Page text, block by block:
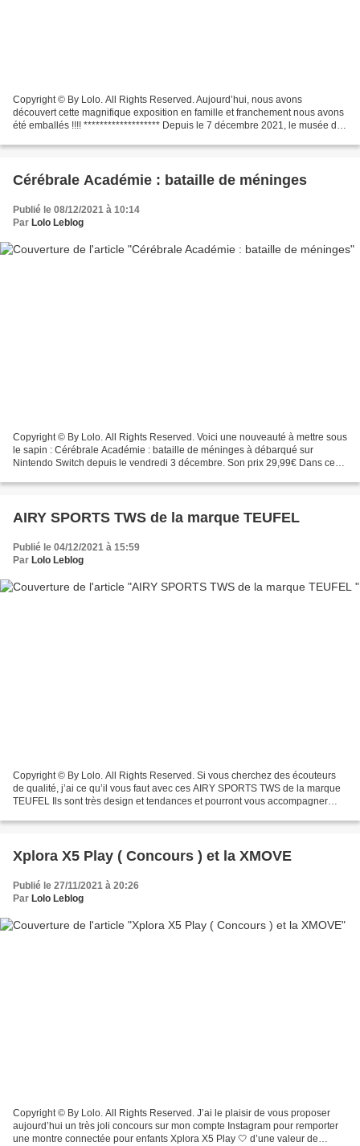
Copyright © By Lolo. All Rights Reserved. Aujourd’hui, nous avons
découvert cette magnifique exposition en famille et franchement nous avons
été emballés !!!! ******************* Depuis le 7 décembre 2021, le musée de
Cérébrale Académie : bataille de méninges
Publié le 08/12/2021 à 10:14
Par Lolo Leblog
Copyright © By Lolo. All Rights Reserved. Voici une nouveauté à mettre sous
le sapin : Cérébrale Académie : bataille de méninges à débarqué sur
Nintendo Switch depuis le vendredi 3 décembre. Son prix 29,99€ Dans ce
AIRY SPORTS TWS de la marque TEUFEL
Publié le 04/12/2021 à 15:59
Par Lolo Leblog
Copyright © By Lolo. All Rights Reserved. Si vous cherchez des écouteurs
de qualité, j’ai ce qu’il vous faut avec ces AIRY SPORTS TWS de la marque
TEUFEL Ils sont très design et tendances et pourront vous accompagner
Xplora X5 Play ( Concours ) et la XMOVE
Publié le 27/11/2021 à 20:26
Par Lolo Leblog
Copyright © By Lolo. All Rights Reserved. J’ai le plaisir de vous proposer
aujourd’hui un très joli concours sur mon compte Instagram pour remporter
une montre connectée pour enfants Xplora X5 Play 🤍 d’une valeur de